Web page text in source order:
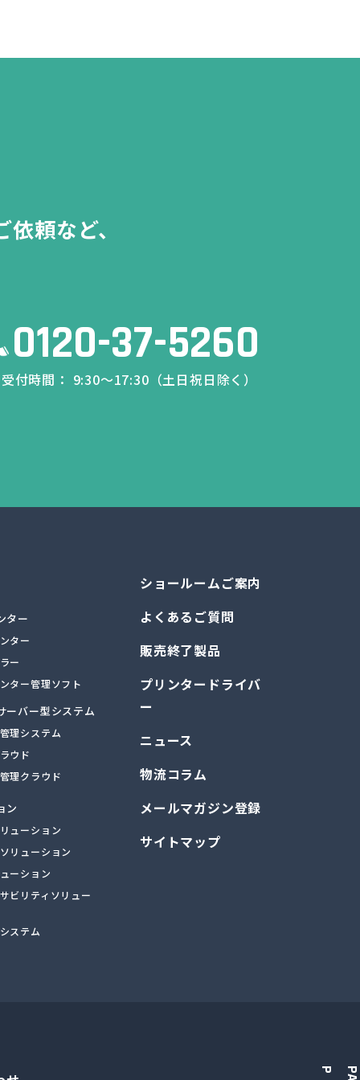
頼など、
0120-37-5260
受付時間： 9:30～17:30（土日祝日除く）
P
ター
ター
ー
ター管理ソフト
ーバー型システム
理システム
ウド
理クラウド
ン
ューション
リューション
ーション
ビリティソリュー
ステム
ショールームご案内
よくあるご質問
販売終了製品
プリンタードライバ
ー
ニュース
物流コラム
メールマガジン登録
サイトマップ